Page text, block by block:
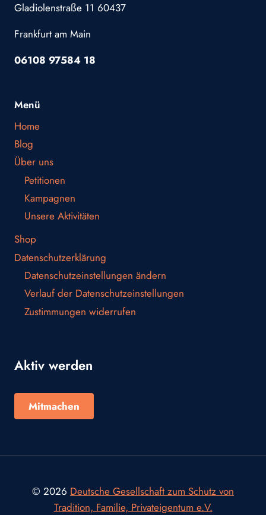
Gladiolenstraße 11 60437
Frankfurt am Main
06108 97584 18
Menü
Home
Blog
Über uns
Petitionen
Kampagnen
Unsere Aktivitäten
Shop
Datenschutzerklärung
Datenschutzeinstellungen ändern
Verlauf der Datenschutzeinstellungen
Zustimmungen widerrufen
Aktiv werden
Mitmachen
© 2026 Deutsche Gesellschaft zum Schutz von
Tradition, Familie, Privateigentum e.V.